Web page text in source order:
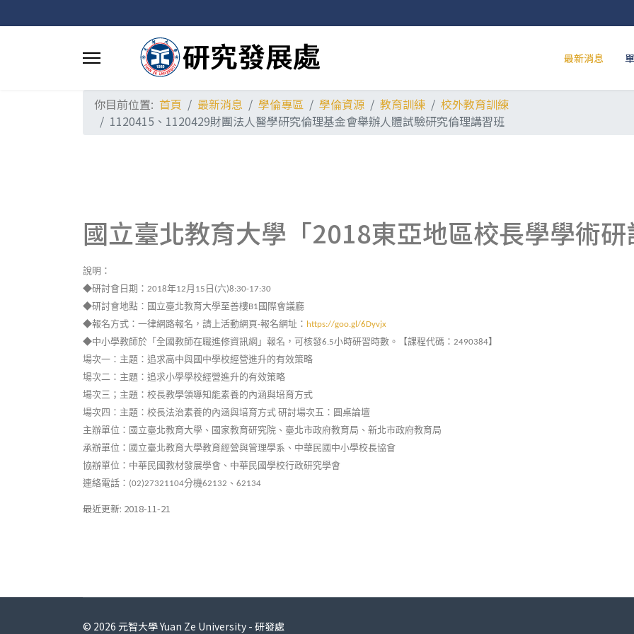
最新消息
你目前位置: 首頁 最新消息 學倫專區 學倫資源 教育訓練
校外教育訓練
1120415、1120429財團法人醫學研究倫理基金會舉辦人體試驗研究倫理講習班
國立臺北教育大學「2018東亞地區校長學學術研
說明：
◆研討會日期： 2018年12月 15 日 (六)8:30-17:30
◆研討會地點：國立臺北教育大學至善樓B1國際會議廳
◆報名方式：一律網路報名，請上活動網頁-報名網址： https://goo.gl/6Dyvjx
◆中小學教師於「全國教師在職進修資訊網」報名，可核發6.5小時研習時數。【課程代碼： 2490384】
場次一：主題：追求高中與國中學校經營進升的有效策略
場次二：主題：追求小學學校經營進升的有效策略
場次三；主題：校長教學領導知能素養的內涵與培育方式
場次四：主題：校長法治素養的內涵與培育方式研討場次五：圓桌論壇
主辦單位：國立臺北教育大學、國家教育研究院、臺北市政府教育局、新北市政府教育局
承辦單位：國立臺北教育大學教育經營與管理學系、中華民國中小學校長協會
協辦單位：中華民國教材發展學會、中華民國學校行政研究學會
連絡電話： (02)27321104分機62132 、 62134
最近更新: 2018-11-21
© 2026 元智大學 Yuan Ze University - 研發處